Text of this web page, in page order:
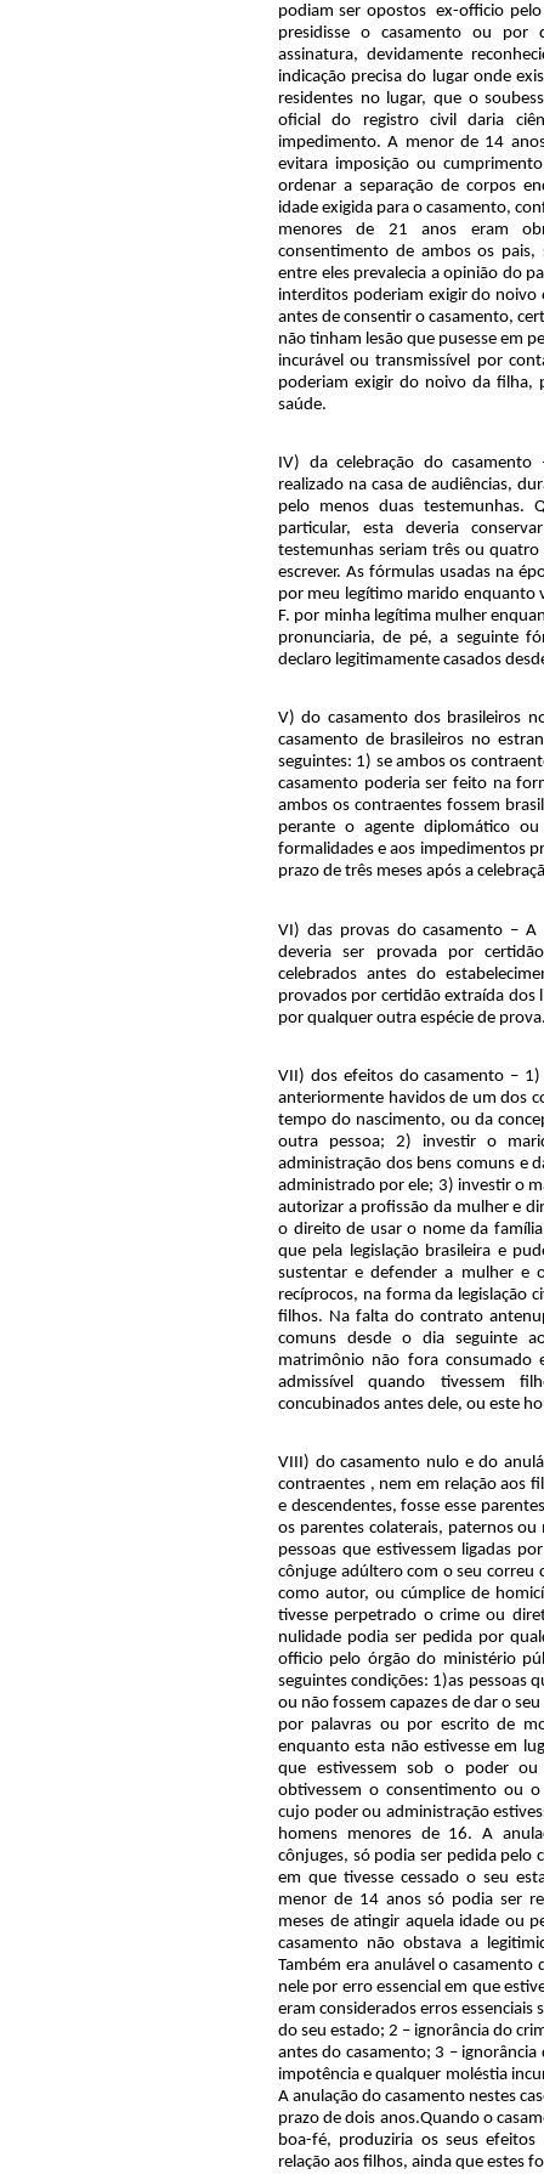
podiam ser opostos ex-officio
presidisse o casamento ou por
assinatura, devidamente
indicação precisa do lugar onde
residentes no lugar, que o
oficial do registro civil daria
impedimento. A menor de 14
evitara imposição ou
ordenar a separação de corpos
idade exigida para o casamento,
menores de 21 anos eram
consentimento de ambos os pais,
entre eles prevalecia a opinião do
interditos poderiam exigir do
antes de consentir o casamento,
não tinham lesão que pusesse em
incurável ou transmissível por
poderiam exigir do noivo da filha,
saúde.
IV) da celebração do
realizado na casa de audiências,
pelo menos duas testemunhas.
particular, esta deveria
testemunhas seriam três ou
escrever. As fórmulas usadas na
por meu legítimo marido enquanto
F. por minha legítima mulher
pronunciaria, de pé, a seguinte
declaro legitimamente casados
V) do casamento dos brasileiros
casamento de brasileiros no
seguintes: 1) se ambos os
casamento poderia ser feito na
ambos os contraentes fossem
perante o agente diplomático
formalidades e aos impedimentos
prazo de três meses após a
VI) das provas do casamento – A
deveria ser provada por
celebrados antes do
provados por certidão extraída dos
por qualquer outra espécie de
VII) dos efeitos do casamento –
anteriormente havidos de um dos
tempo do nascimento, ou da
outra pessoa; 2) investir o
administração dos bens comuns e
administrado por ele; 3) investir o
autorizar a profissão da mulher e
o direito de usar o nome da
que pela legislação brasileira e
sustentar e defender a mulher e
recíprocos, na forma da legislação
filhos. Na falta do contrato
comuns desde o dia seguinte
matrimônio não fora consumado
admissível quando tivessem
concubinados antes dele, ou este
VIII) do casamento nulo e do
contraentes , nem em relação aos
e descendentes, fosse esse
os parentes colaterais, paternos
pessoas que estivessem ligadas
cônjuge adúltero com o seu correu
como autor, ou cúmplice de
tivesse perpetrado o crime ou
nulidade podia ser pedida por
officio pelo órgão do ministério
seguintes condições: 1)as pessoas
ou não fossem capazes de dar o
por palavras ou por escrito de
enquanto esta não estivesse em
que estivessem sob o poder
obtivessem o consentimento ou
cujo poder ou administração
homens menores de 16. A
cônjuges, só podia ser pedida pelo
em que tivesse cessado o seu
menor de 14 anos só podia ser
meses de atingir aquela idade ou
casamento não obstava a
Também era anulável o
nele por erro essencial em que
eram considerados erros
do seu estado; 2 – ignorância do
antes do casamento; 3 –
impotência e qualquer moléstia
A anulação do casamento nestes
prazo de dois anos.Quando o
boa-fé, produziria os seus
relação aos filhos, ainda que estes